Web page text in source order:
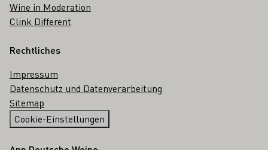
Wine in Moderation
Clink Different
Rechtliches
Impressum
Datenschutz und Datenverarbeitung
Sitemap
Cookie-Einstellungen